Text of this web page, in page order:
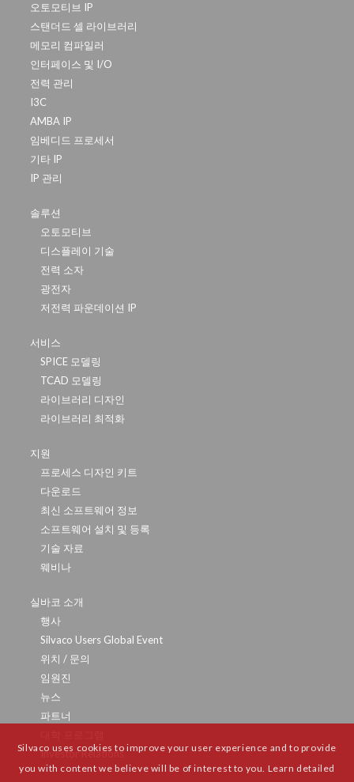
오토모티브 IP
스탠더드 셀 라이브러리
메모리 컴파일러
인터페이스 및 I/O
전력 관리
I3C
AMBA IP
임베디드 프로세서
기타 IP
IP 관리
솔루션
오토모티브
디스플레이 기술
전력 소자
광전자
저전력 파운데이션 IP
서비스
SPICE 모델링
TCAD 모델링
라이브러리 디자인
라이브러리 최적화
지원
프로세스 디자인 키트
다운로드
최신 소프트웨어 정보
소프트웨어 설치 및 등록
기술 자료
웨비나
실바코 소개
행사
Silvaco Users Global Event
위치 / 문의
임원진
뉴스
파트너
Investor Relations
Silvaco uses cookies to improve your user experience and to provide
you with content we believe will be of interest to you. Learn detailed